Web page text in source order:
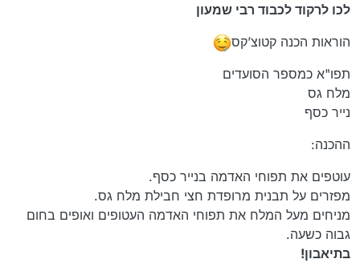
לכו לרקוד לכבוד רבי שמעון
הוראות הכנה קטוצ’קס
תפו"א כמספר הסועדים
מלח גס
נייר כסף
ההכנה:
עוטפים את תפוחי האדמה בנייר כסף.
מפזרים על תבנית מרופדת חצי חבילת מלח גס.
מניחים מעל המלח את תפוחי האדמה העטופים ואופים בחום
גבוה כשעה.
בתיאבון!